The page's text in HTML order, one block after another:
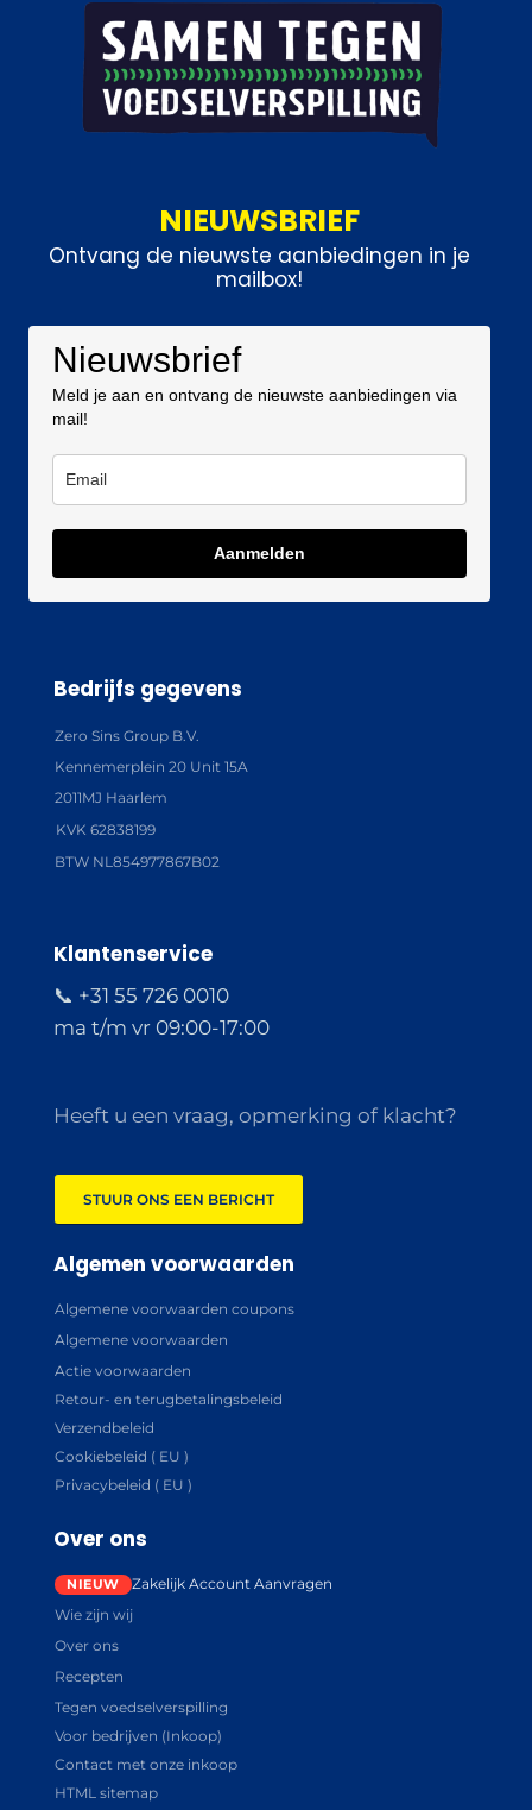
NIEUWSBRIEF
Ontvang de nieuwste aanbiedingen in je
mailbox!
Nieuwsbrief
Meld je aan en ontvang de nieuwste aanbiedingen via
mail!
Aanmelden
Bedrijfs gegevens
Zero Sins Group B.V.
Kennemerplein 20 Unit 15A
2011MJ Haarlem
KVK 62838199
BTW NL854977867B02
Klantenservice
📞 +31 55 726 0010
ma t/m vr 09:00-17:00
Heeft u een vraag, opmerking of klacht?
STUUR ONS EEN BERICHT
Algemen voorwaarden
Algemene voorwaarden coupons
Algemene voorwaarden
Actie voorwaarden
Retour- en terugbetalingsbeleid
Verzendbeleid
Cookiebeleid ( EU )
Privacybeleid ( EU )
Over ons
Zakelijk Account Aanvragen
Wie zijn wij
Over ons
Recepten
Tegen voedselverspilling
Voor bedrijven (Inkoop)
Contact met onze inkoop
HTML sitemap